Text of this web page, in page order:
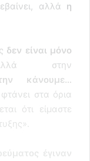
αλλά η
δεν είναι μόνο
στην
κάνουμε…
στα όρια
ότι είμαστε
έγιναν